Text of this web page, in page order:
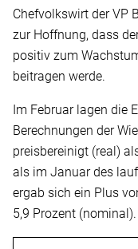
Chefvolkswirt der VP
zur Hoffnung, dass
positiv zum
beitragen werde.
Im Februar lagen die
Berechnungen der
preisbereinigt (real)
als im Januar des
ergab sich ein Plus
5,9 Prozent (nominal).